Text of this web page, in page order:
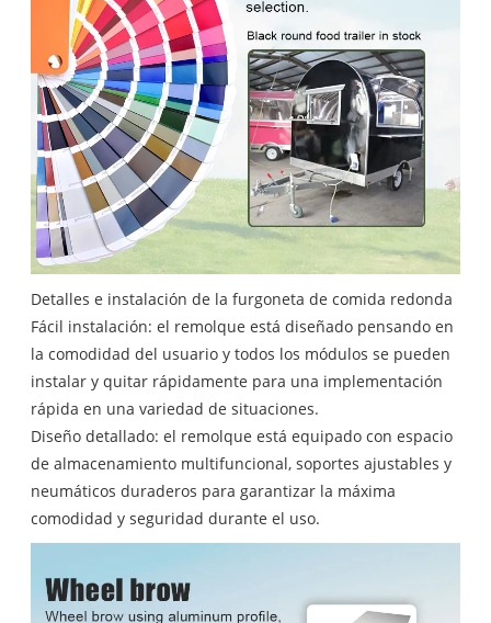
Detalles e instalación de la furgoneta de comida redonda
Fácil instalación: el remolque está diseñado pensando en
la comodidad del usuario y todos los módulos se pueden
instalar y quitar rápidamente para una implementación
rápida en una variedad de situaciones.
Diseño detallado: el remolque está equipado con espacio
de almacenamiento multifuncional, soportes ajustables y
neumáticos duraderos para garantizar la máxima
comodidad y seguridad durante el uso.